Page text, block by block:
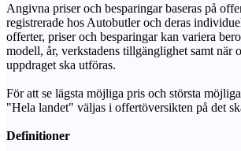
Angivna priser och besparingar baseras på
registrerade hos Autobutler och deras
offerter, priser och besparingar kan variera
modell, år, verkstadens tillgänglighet samt när
uppdraget ska utföras.
För att se lägsta möjliga pris och största
"Hela landet" väljas i offertöversikten på det
Definitioner